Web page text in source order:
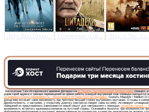
Люди Икс: Первы... Утомленные солн... Men of War: Vie...